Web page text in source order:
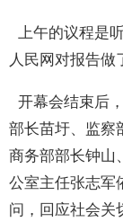
上午的议程是
人民网对报告做
开幕会结束后
部长苗圩、监察
商务部部长钟山
公室主任张志军
问，回应社会关